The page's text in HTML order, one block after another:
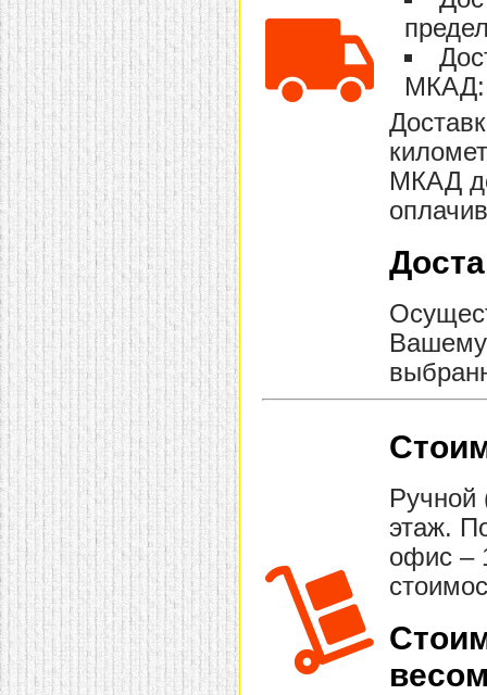
домашнем использовании.
Эта мебель имеет
некоторые преимущества
перед той же стенкой для
гостиной, к примеру,
поскольку она более
легкая и не загромождает
пространство. В спальне
этот предмет можно
поставить у изголовья
кровати, чтобы заполнить
пустующее там
место. Также стеллажи
очень часто используют в
качестве разграничителей
комнаты, например, на
рабочую зону и
пространство для отдыха.
Особенно это актуально
для однокомнатных
квартир.
МКАД:
МКАД
Вашему
Ручной
этаж.
офис –